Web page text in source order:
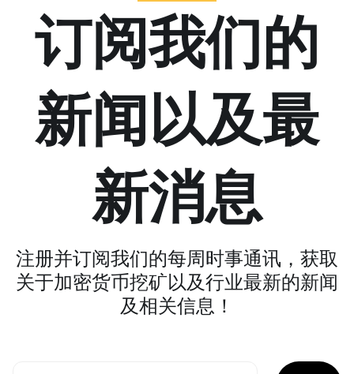
订阅我们的
新闻以及最
新消息
注册并订阅我们的每周时事通讯，获取
关于加密货币挖矿以及行业最新的新闻
及相关信息！